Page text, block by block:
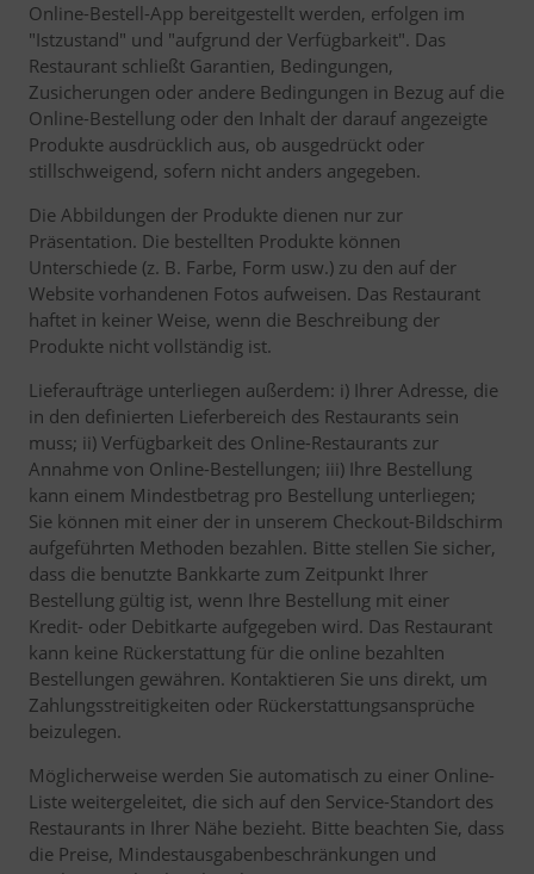
Online-Bestell-App bereitgestellt werden, erfolgen im
"Istzustand" und "aufgrund der Verfügbarkeit". Das
Restaurant schließt Garantien, Bedingungen,
Zusicherungen oder andere Bedingungen in Bezug auf die
Online-Bestellung oder den Inhalt der darauf angezeigte
Produkte ausdrücklich aus, ob ausgedrückt oder
stillschweigend, sofern nicht anders angegeben.
Die Abbildungen der Produkte dienen nur zur
Präsentation. Die bestellten Produkte können
Unterschiede (z. B. Farbe, Form usw.) zu den auf der
Website vorhandenen Fotos aufweisen. Das Restaurant
haftet in keiner Weise, wenn die Beschreibung der
Produkte nicht vollständig ist.
Lieferaufträge unterliegen außerdem: i) Ihrer Adresse, die
in den definierten Lieferbereich des Restaurants sein
muss; ii) Verfügbarkeit des Online-Restaurants zur
Annahme von Online-Bestellungen; iii) Ihre Bestellung
kann einem Mindestbetrag pro Bestellung unterliegen;
Sie können mit einer der in unserem Checkout-Bildschirm
aufgeführten Methoden bezahlen. Bitte stellen Sie sicher,
dass die benutzte Bankkarte zum Zeitpunkt Ihrer
Bestellung gültig ist, wenn Ihre Bestellung mit einer
Kredit- oder Debitkarte aufgegeben wird. Das Restaurant
kann keine Rückerstattung für die online bezahlten
Bestellungen gewähren. Kontaktieren Sie uns direkt, um
Zahlungsstreitigkeiten oder Rückerstattungsansprüche
beizulegen.
Möglicherweise werden Sie automatisch zu einer Online-
Liste weitergeleitet, die sich auf den Service-Standort des
Restaurants in Ihrer Nähe bezieht. Bitte beachten Sie, dass
die Preise, Mindestausgabenbeschränkungen und